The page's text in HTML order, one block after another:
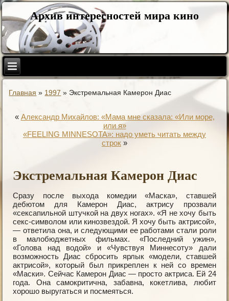
Архив интересностей мира кино
Главная » 1997 » Экстремальная Камерон Диас
« Александр Михайлов: «Мама мне сказала: «Или море,
или я»
«FEELING MINNESOTA»: надо уметь читать между
строк »
Экстремальная Камерон Диас
Сразу после выхода комедии «Маска», ставшей
дебютом для Камерон Диас, актрису прозвали
«сексапильной штучкой на двух ногах». «Я не хочу быть
секс-символом или кинозвездой. Я хочу быть актрисой»,
— ответила она, и следующими ее работами стали роли
в малобюджетных фильмах. «Последний ужин»,
«Голова над водой» и «Чувствуя Миннесоту» дали
возможность Диас сбросить ярлык «модели, ставшей
актрисой», который был прикреплен к ней со времен
«Маски». Сейчас Камерон Диас — просто актриса. Ей 24
года. Она самокритична, забавна, кокетлива, любит
хорошо выругаться и посмеяться.